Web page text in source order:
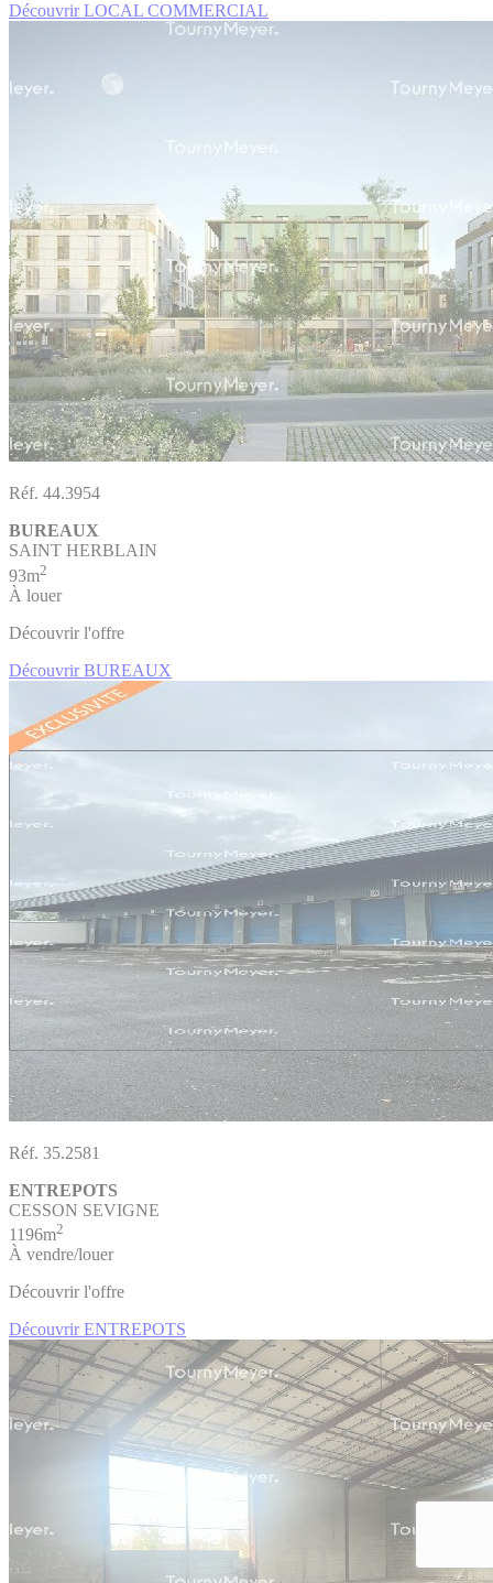
Découvrir LOCAL COMMERCIAL
Réf. 44.3954
BUREAUX
SAINT HERBLAIN
93m2
À louer
Découvrir l'offre
Découvrir BUREAUX
Réf. 35.2581
ENTREPOTS
CESSON SEVIGNE
1196m2
À vendre/louer
Découvrir l'offre
Découvrir ENTREPOTS